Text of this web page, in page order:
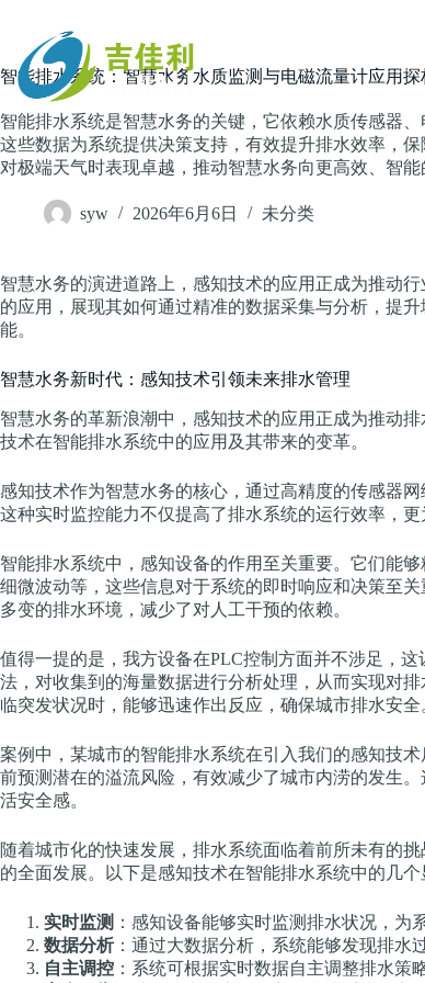
容
主页
智能排水系统：智慧水务水质监测与电磁流量计应用探
智能排水系统是智慧水务的关键，它依赖水质传感器
这些数据为系统提供决策支持，有效提升排水效率，
对极端天气时表现卓越，推动智慧水务向更高效、智能
syw 2026年6月6日 未分类
智慧水务的演进道路上，感知技术的应用正成为推动
的应用，展现其如何通过精准的数据采集与分析，提
能。
智慧水务新时代：感知技术引领未来排水管理
智慧水务的革新浪潮中，感知技术的应用正成为推动
技术在智能排水系统中的应用及其带来的变革。
感知技术作为智慧水务的核心，通过高精度的传感器
这种实时监控能力不仅提高了排水系统的运行效率，
智能排水系统中，感知设备的作用至关重要。它们能
细微波动等，这些信息对于系统的即时响应和决策至
多变的排水环境，减少了对人工干预的依赖。
值得一提的是，我方设备在PLC控制方面并不涉足，
法，对收集到的海量数据进行分析处理，从而实现对
临突发状况时，能够迅速作出反应，确保城市排水安全
案例中，某城市的智能排水系统在引入我们的感知技
前预测潜在的溢流风险，有效减少了城市内涝的发生
活安全感。
随着城市化的快速发展，排水系统面临着前所未有的
的全面发展。以下是感知技术在智能排水系统中的几个
实时监测 ：感知设备能够实时监测排水状况，为
数据分析：通过大数据分析，系统能够发现排水
自主调控 ：系统可根据实时数据自主调整排水策